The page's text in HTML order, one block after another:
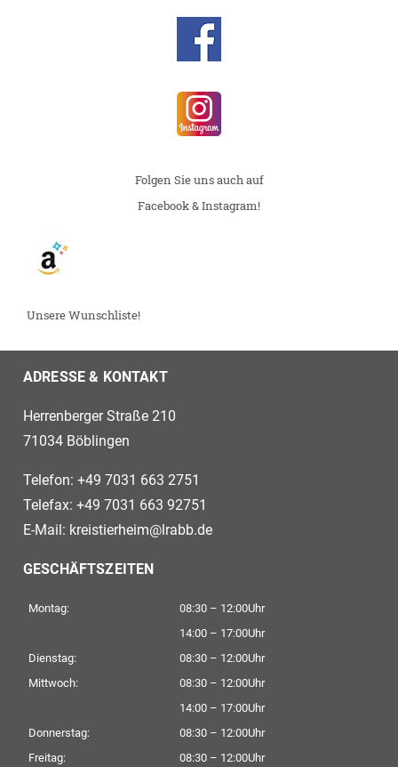
Folgen Sie uns auch auf
Facebook & Instagram!
Unsere Wunschliste!
ADRESSE & KONTAKT
Herrenberger Straße 210
71034 Böblingen
Telefon: +49 7031 663 2751
Telefax: +49 7031 663 92751
E-Mail: kreistierheim@lrabb.de
GESCHÄFTSZEITEN
Montag:
08:30 – 12:00Uhr
14:00 – 17:00Uhr
Dienstag:
08:30 – 12:00Uhr
Mittwoch:
08:30 – 12:00Uhr
14:00 – 17:00Uhr
Donnerstag:
08:30 – 12:00Uhr
Freitag:
08:30 – 12:00Uhr